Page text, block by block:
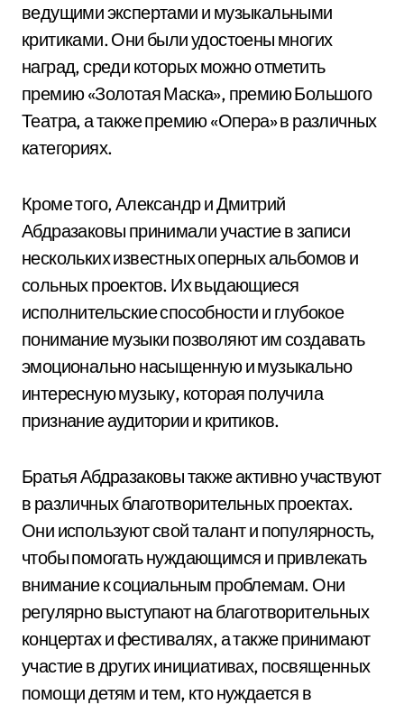
ведущими экспертами и музыкальными
критиками. Они были удостоены многих
наград, среди которых можно отметить
премию «Золотая Маска», премию Большого
Театра, а также премию «Опера» в различных
категориях.
Кроме того, Александр и Дмитрий
Абдразаковы принимали участие в записи
нескольких известных оперных альбомов и
сольных проектов. Их выдающиеся
исполнительские способности и глубокое
понимание музыки позволяют им создавать
эмоционально насыщенную и музыкально
интересную музыку, которая получила
признание аудитории и критиков.
Братья Абдразаковы также активно участвуют
в различных благотворительных проектах.
Они используют свой талант и популярность,
чтобы помогать нуждающимся и привлекать
внимание к социальным проблемам. Они
регулярно выступают на благотворительных
концертах и фестивалях, а также принимают
участие в других инициативах, посвященных
помощи детям и тем, кто нуждается в